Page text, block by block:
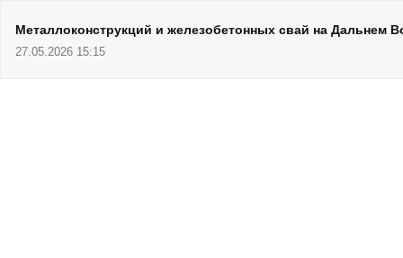
Металлоконструкций и железобетонных свай на Дальнем
27.05.2026 15:15